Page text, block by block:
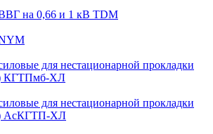
на 0,66 и 1 кВ TDM
для нестационарной прокладки
КГТПмб-ХЛ
для нестационарной прокладки
АсКГТП-ХЛ